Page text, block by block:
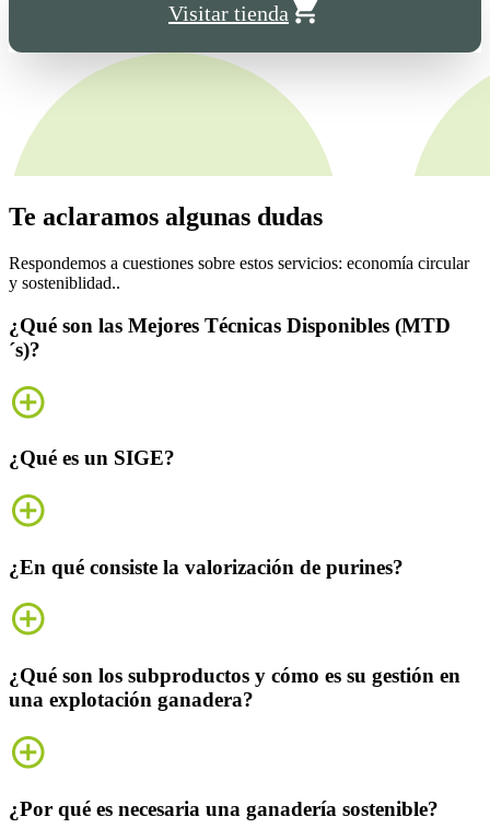
Visitar tienda
Te aclaramos algunas dudas
Respondemos a cuestiones sobre estos servicios: economía circular
y sosteniblidad..
¿Qué son las Mejores Técnicas Disponibles (MTD
´s)?
¿Qué es un SIGE?
¿En qué consiste la valorización de purines?
¿Qué son los subproductos y cómo es su gestión en
una explotación ganadera?
¿Por qué es necesaria una ganadería sostenible?